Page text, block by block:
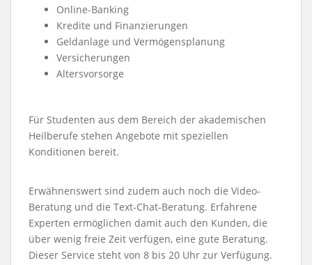
Online-Banking
Kredite und Finanzierungen
Geldanlage und Vermögensplanung
Versicherungen
Altersvorsorge
Für Studenten aus dem Bereich der akademischen
Heilberufe stehen Angebote mit speziellen
Konditionen bereit.
Erwähnenswert sind zudem auch noch die Video-
Beratung und die Text-Chat-Beratung. Erfahrene
Experten ermöglichen damit auch den Kunden, die
über wenig freie Zeit verfügen, eine gute Beratung.
Dieser Service steht von 8 bis 20 Uhr zur Verfügung.